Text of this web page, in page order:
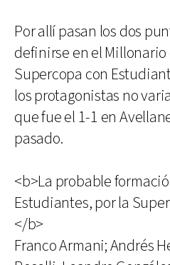
Por allí pasan los dos
definirse en el Millonario
Supercopa con
los protagonistas no
que fue el 1-1 en
pasado.
<b>La probable
Estudiantes, por la
</b>
Franco Armani; Andrés